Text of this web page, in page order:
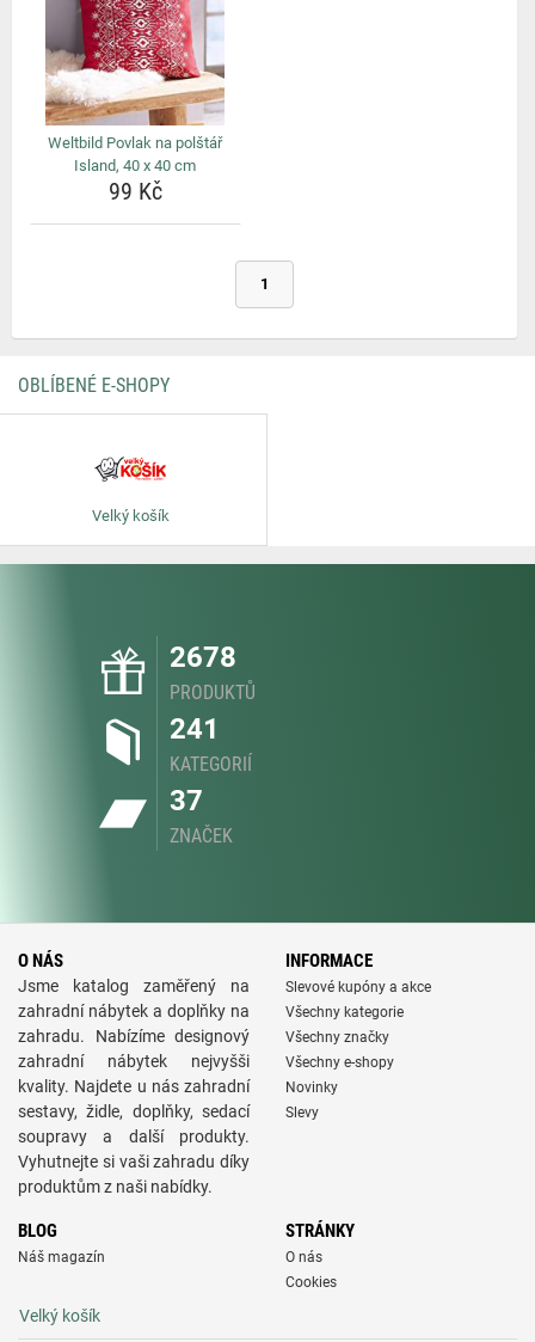
Weltbild Povlak na polštář
Island, 40 x 40 cm
99 Kč
1
OBLÍBENÉ E-SHOPY
Velký košík
2678
PRODUKTŮ
241
KATEGORIÍ
37
ZNAČEK
O NÁS
Jsme katalog zaměřený na
zahradní nábytek a doplňky na
zahradu. Nabízíme designový
zahradní nábytek nejvyšši
kvality. Najdete u nás zahradní
sestavy, židle, doplňky, sedací
soupravy a další produkty.
Vyhutnejte si vaši zahradu díky
produktům z naši nabídky.
INFORMACE
Slevové kupóny a akce
Všechny kategorie
Všechny značky
Všechny e-shopy
Novinky
Slevy
BLOG
Náš magazín
STRÁNKY
O nás
Cookies
Velký košík